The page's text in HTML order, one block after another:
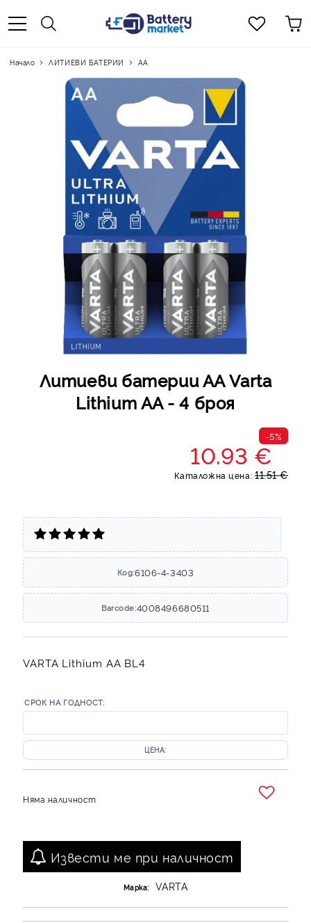
Начало ЛИТИЕВИ БАТЕРИИ АА
Литиеви батерии АА Varta
Lithium AA - 4 броя
-5%
10.93 €
Каталожна цена: 11.51 €
Код:6106-4-3403
Barcode:4008496680511
VARTA Lithium AA BL4
СРОК НА ГОДНОСТ:
ЦЕНА:
Няма наличност
Извести ме при наличност
Марка: VARTA